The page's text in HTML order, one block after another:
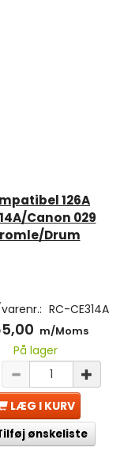
126A
Canon 029
Drum
RC-CE314A
m/Moms
På lager
LÆG I KURV
ønskeliste